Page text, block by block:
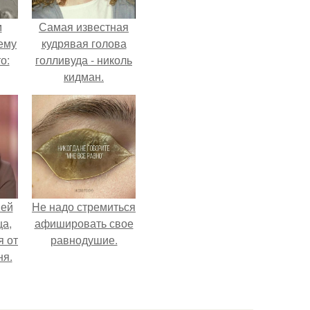
Самая известная
кудрявая голова
голливуда - николь
кидман.
от
Hе надо стремиться
афишировать свое
равнодушие.